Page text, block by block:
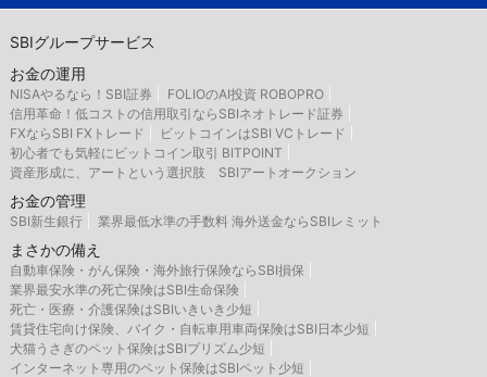
SBIグループサービス
お金の運用
NISAやるなら！SBI証券
FOLIOのAI投資 ROBOPRO
信用革命！低コストの信用取引ならSBIネオトレード証券
FXならSBI FXトレード
ビットコインはSBI VCトレード
初心者でも気軽にビットコイン取引 BITPOINT
資産形成に、アートという選択肢 SBIアートオークション
お金の管理
SBI新生銀行 業界最低水準の手数料 海外送金ならSBIレミット
まさかの備え
自動車保険・がん保険・海外旅行保険ならSBI損保
業界最安水準の死亡保険はSBI生命保険
死亡・医療・介護保険はSBIいきいき少短
賃貸住宅向け保険、バイク・自転車用車両保険はSBI日本少短
犬猫うさぎのペット保険はSBIプリズム少短
インターネット専用のペット保険はSBIペット少短